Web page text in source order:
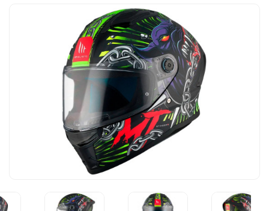
Електротранспорт
Екіпіювання
Запчастини
Аксесуари